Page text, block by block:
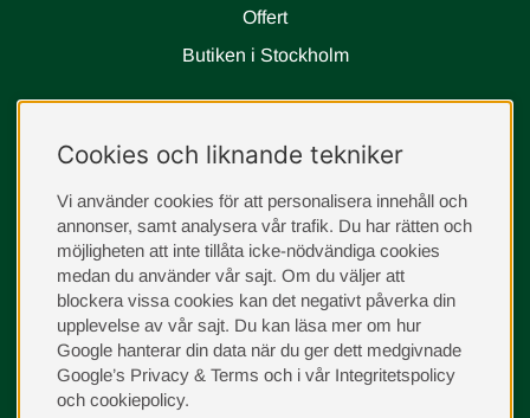
Offert
Butiken i Stockholm
instagram
Cookies och liknande tekniker
Vi använder cookies för att personalisera innehåll och
annonser, samt analysera vår trafik. Du har rätten och
möjligheten att inte tillåta icke-nödvändiga cookies
medan du använder vår sajt. Om du väljer att
blockera vissa cookies kan det negativt påverka din
upplevelse av vår sajt. Du kan läsa mer om hur
Google hanterar din data när du ger dett medgivnade
Google’s Privacy & Terms och i vår Integritetspolicy
och cookiepolicy.